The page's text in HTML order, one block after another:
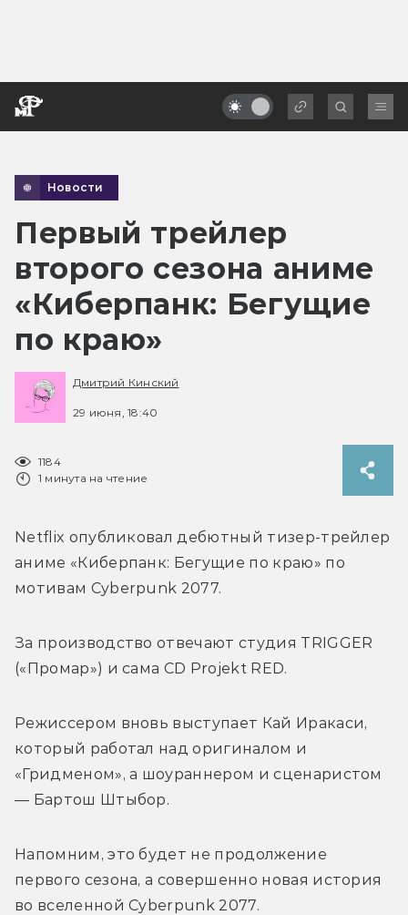
Новости
Первый трейлер
второго сезона аниме
«Киберпанк: Бегущие
по краю»
Дмитрий Кинский
29 июня, 18:40
1184
1 минута на чтение
Netflix опубликовал дебютный тизер-трейлер
аниме «Киберпанк: Бегущие по краю» по
мотивам Cyberpunk 2077.
За производство отвечают студия TRIGGER
(«Промар») и сама CD Projekt RED.
Режиссером вновь выступает Кай Иракаси,
который работал над оригиналом и
«Гридменом», а шоураннером и сценаристом
— Бартош Штыбор.
Напомним, это будет не продолжение
первого сезона, а совершенно новая история
во вселенной Cyberpunk 2077.